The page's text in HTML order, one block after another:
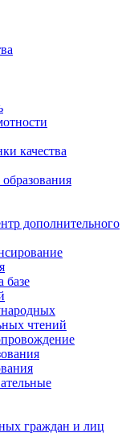
качества
дополнительного
базе
чтений
граждан и лиц